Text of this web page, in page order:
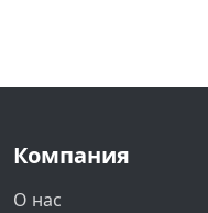
Компания
О нас